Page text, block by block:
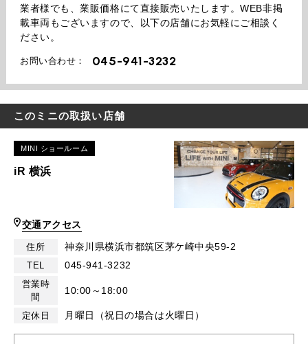
業者様でも、業販価格にて直接販売いたします。WEB非掲
載車両もございますので、以下の店舗にお気軽にご相談く
ださい。
お問い合わせ： 045-941-3232
このミニの取扱い店舗
MINI ショールーム
iR 横浜
交通アクセス
住所 神奈川県横浜市都筑区茅ケ崎中央59-2
TEL 045-941-3232
営業時
間
10:00～18:00
定休日 月曜日（祝日の場合は火曜日）